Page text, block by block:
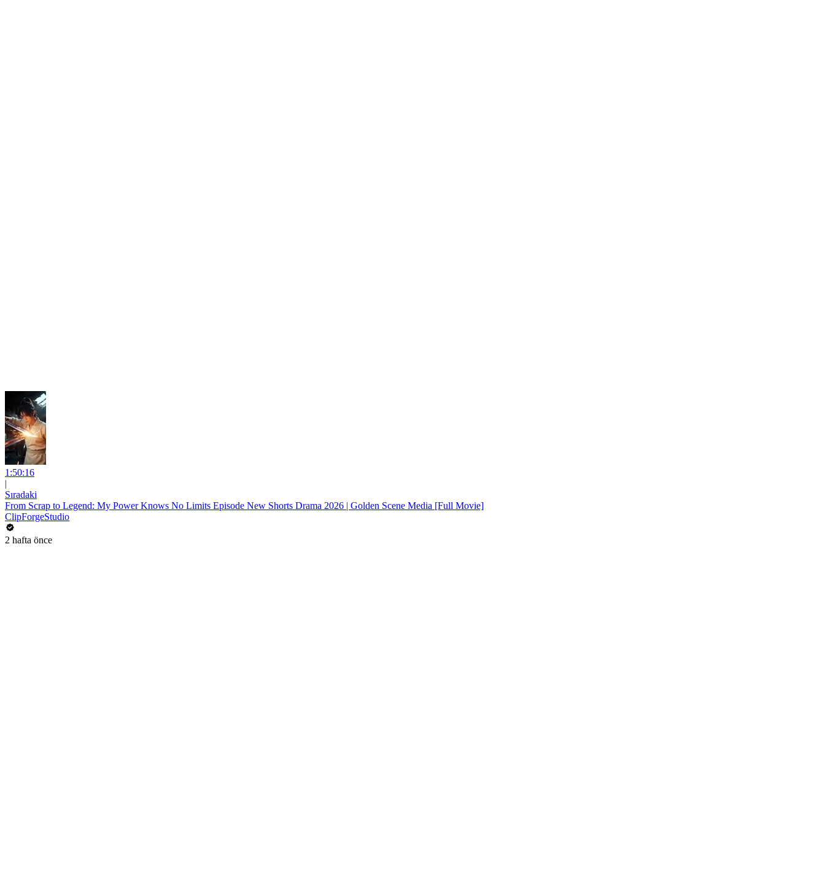
1:50:16
|
Sıradaki
From Scrap to Legend: My Power Knows No Limits Episode New Shorts Drama 2026 | Golden Scene Media [Full Movie]
ClipForgeStudio
2 hafta önce